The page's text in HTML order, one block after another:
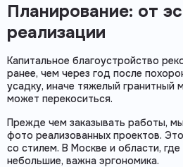
Планирование: от
реализации
Капитальное благоустройство
ранее, чем через год после
усадку, иначе тяжелый гранитный
может перекоситься.
Прежде чем заказывать работы,
фото реализованных проектов.
со стилем. В Москве и области, где
небольшие, важна эргономика.